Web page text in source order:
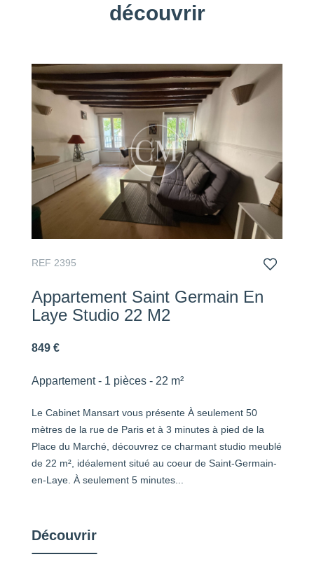
découvrir
REF 2395
Appartement Saint Germain En
Laye Studio 22 M2
849 €
Appartement - 1 pièces - 22 m²
Le Cabinet Mansart vous présente À seulement 50
mètres de la rue de Paris et à 3 minutes à pied de la
Place du Marché, découvrez ce charmant studio meublé
de 22 m², idéalement situé au coeur de Saint-Germain-
en-Laye. À seulement 5 minutes...
Découvrir